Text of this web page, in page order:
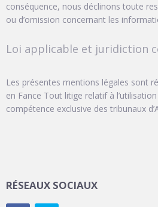
conséquence, nous déclinons toute
ou d’omission concernant les
Loi applicable et juridiction
Les présentes mentions légales sont
en Fance Tout litige relatif à
compétence exclusive des tribunaux
RÉSEAUX SOCIAUX